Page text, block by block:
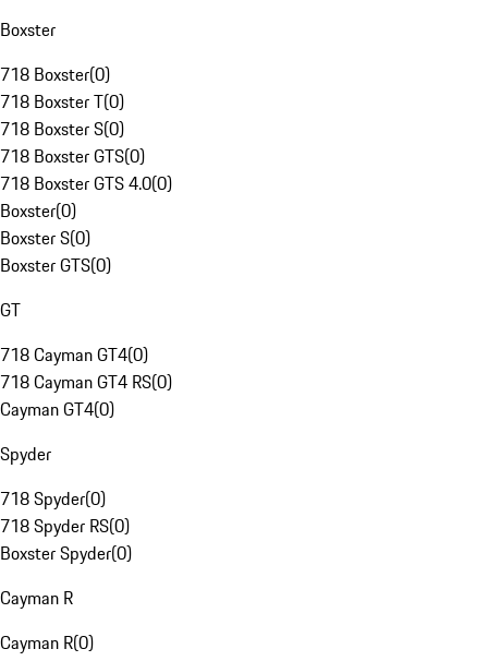
Boxster
718 Boxster(0)
718 Boxster T(0)
718 Boxster S(0)
718 Boxster GTS(0)
718 Boxster GTS 4.0(0)
Boxster(0)
Boxster S(0)
Boxster GTS(0)
GT
718 Cayman GT4(0)
718 Cayman GT4 RS(0)
Cayman GT4(0)
Spyder
718 Spyder(0)
718 Spyder RS(0)
Boxster Spyder(0)
Cayman R
Cayman R(0)